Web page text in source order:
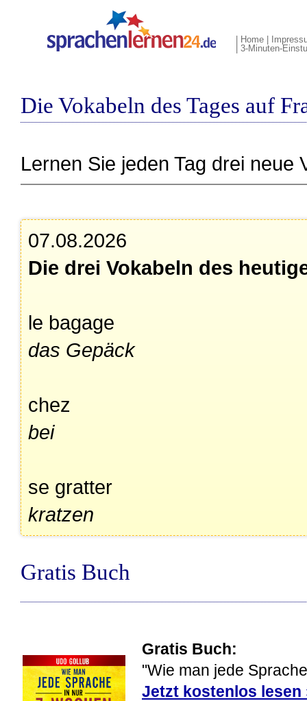
Home
3-Minuten-
Die Vokabeln des Tages auf
Lernen Sie jeden Tag drei neue
07.08.2026
Die drei Vokabeln des
le bagage
das Gepäck
chez
bei
se gratter
kratzen
Gratis Buch
Gratis Buch:
"Wie man jede
Jetzt kostenlos lesen